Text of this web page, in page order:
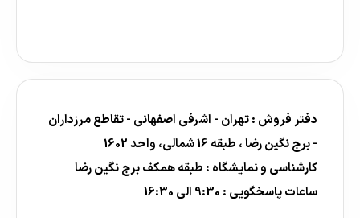
دفتر فروش : تهران - اشرفی اصفهانی - تقاطع مرزداران
- برج نگین رضا ، طبقه 16 شمالی، واحد 1602
کارشناسی و نمایشگاه : طبقه همکف برج نگین رضا
ساعات پاسخگویی : 9:30 الی 16:30